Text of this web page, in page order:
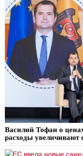
Василий Тофан о
расходы увеличивают